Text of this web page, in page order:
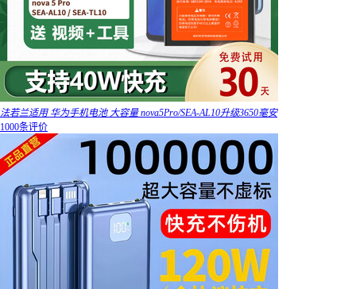
法若兰适用 华为手机电池 大容量 nova5Pro/SEA-AL10升级3650毫安
1000条评价